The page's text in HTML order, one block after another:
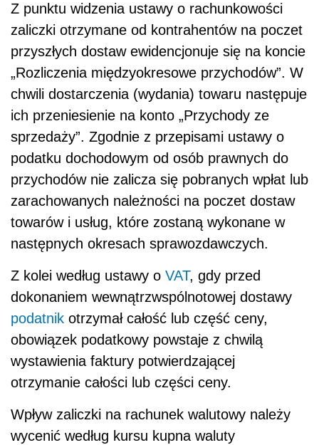
Z punktu widzenia ustawy o rachunkowości
zaliczki otrzymane od kontrahentów na poczet
przyszłych dostaw ewidencjonuje się na koncie
„Rozliczenia międzyokresowe przychodów”. W
chwili dostarczenia (wydania) towaru następuje
ich przeniesienie na konto „Przychody ze
sprzedaży”. Zgodnie z przepisami ustawy o
podatku dochodowym od osób prawnych do
przychodów nie zalicza się pobranych wpłat lub
zarachowanych należności na poczet dostaw
towarów i usług, które zostaną wykonane w
następnych okresach sprawozdawczych.
Z kolei według ustawy o VAT, gdy przed
dokonaniem wewnątrzwspólnotowej dostawy
podatnik otrzymał całość lub część ceny,
obowiązek podatkowy powstaje z chwilą
wystawienia faktury potwierdzającej
otrzymanie całości lub części ceny.
Wpływ zaliczki na rachunek walutowy należy
wycenić według kursu kupna waluty